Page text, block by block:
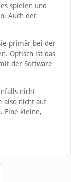
spielen und
Auch der
primär bei der
Optisch ist das
der Software
nicht
also nicht auf
Eine kleine,